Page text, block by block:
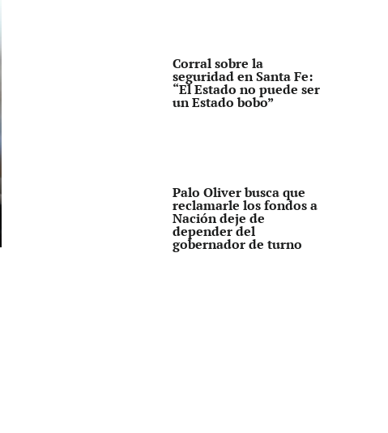
Corral sobre la
seguridad en Santa Fe:
“El Estado no puede ser
un Estado bobo”
Palo Oliver busca que
reclamarle los fondos a
Nación deje de
depender del
gobernador de turno